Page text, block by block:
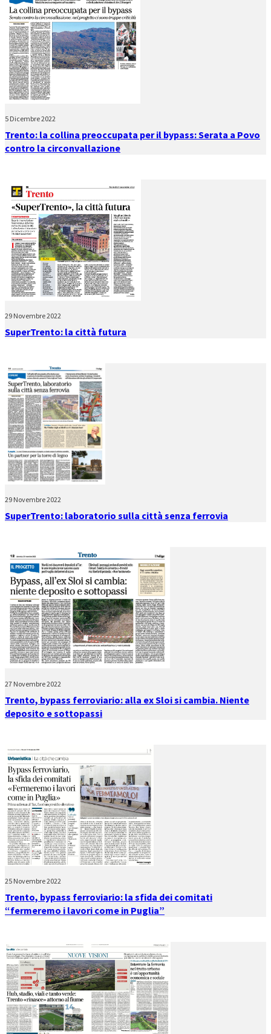
5 Dicembre 2022
Trento: la collina preoccupata per il bypass: Serata a Povo
contro la circonvallazione
29 Novembre 2022
SuperTrento: la città futura
29 Novembre 2022
SuperTrento: laboratorio sulla città senza ferrovia
27 Novembre 2022
Trento, bypass ferroviario: alla ex Sloi si cambia. Niente
deposito e sottopassi
25 Novembre 2022
Trento, bypass ferroviario: la sfida dei comitati
“fermeremo i lavori come in Puglia”